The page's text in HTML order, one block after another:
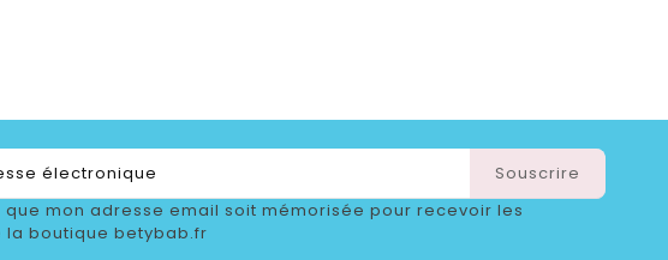
mon adresse email soit mémorisée pour recevoir les
la boutique betybab.fr